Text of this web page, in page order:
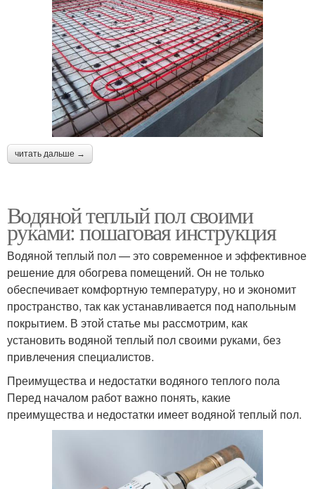
читать дальше →
Водяной теплый пол своими
руками: пошаговая инструкция
Водяной теплый пол — это современное и эффективное
решение для обогрева помещений. Он не только
обеспечивает комфортную температуру, но и экономит
пространство, так как устанавливается под напольным
покрытием. В этой статье мы рассмотрим, как
установить водяной теплый пол своими руками, без
привлечения специалистов.
Преимущества и недостатки водяного теплого пола
Перед началом работ важно понять, какие
преимущества и недостатки имеет водяной теплый пол.